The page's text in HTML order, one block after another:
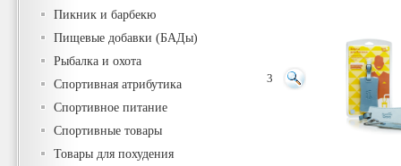
Пикник и барбекю
Пищевые добавки (БАДы)
Рыбалка и охота
Спортивная атрибутика
Спортивное питание
Спортивные товары
Товары для похудения
3